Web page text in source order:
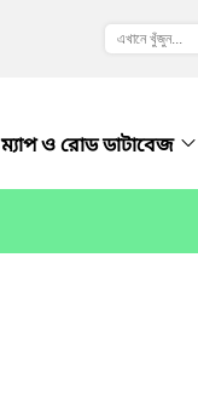
ম্যাপ ও রোড ডাটাবেজ